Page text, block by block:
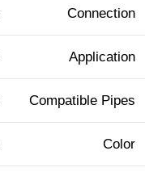
Connection
Application
Compatible Pipes
Color